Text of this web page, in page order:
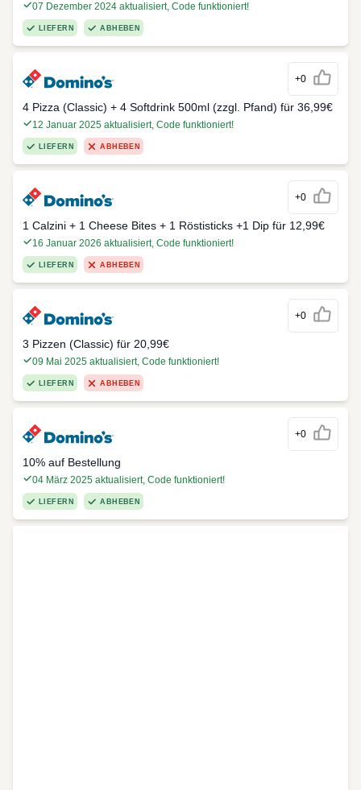
07 Dezember 2024 aktualisiert, Code funktioniert!
LIEFERN ABHEBEN
+0
4 Pizza (Classic) + 4 Softdrink 500ml (zzgl. Pfand) für 36,99€
12 Januar 2025 aktualisiert, Code funktioniert!
LIEFERN ABHEBEN
+0
1 Calzini + 1 Cheese Bites + 1 Röstisticks +1 Dip für 12,99€
16 Januar 2026 aktualisiert, Code funktioniert!
LIEFERN ABHEBEN
+0
3 Pizzen (Classic) für 20,99€
09 Mai 2025 aktualisiert, Code funktioniert!
LIEFERN ABHEBEN
+0
10% auf Bestellung
04 März 2025 aktualisiert, Code funktioniert!
LIEFERN ABHEBEN